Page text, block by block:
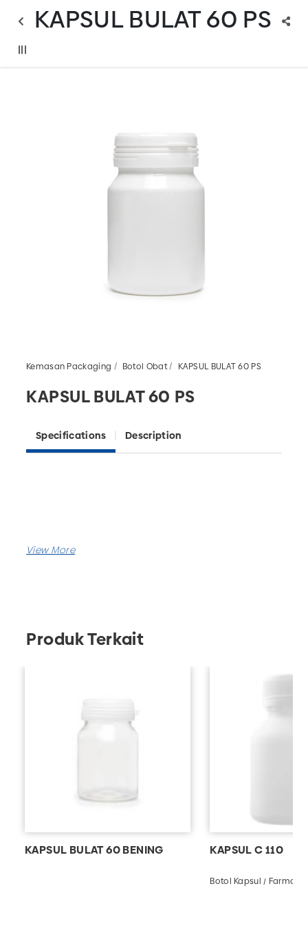
KAPSUL BULAT 60 PS
Kemasan Packaging Botol Obat KAPSUL BULAT 60 PS
KAPSUL BULAT 60 PS
Specifications Description
Produk Terkait
KAPSUL BULAT 60 BENING KAPSUL C 110
Botol Kapsul / Farmasi